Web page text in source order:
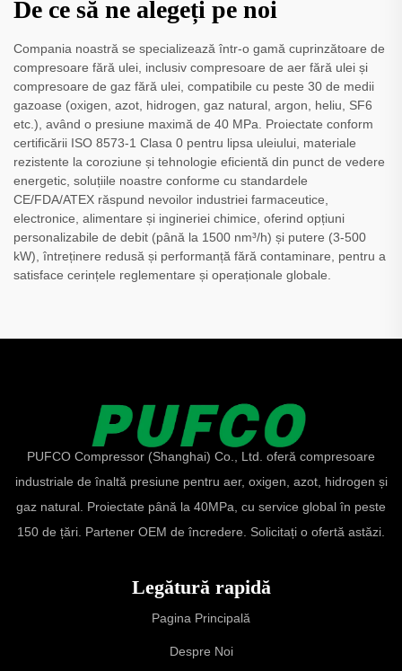
De ce să ne alegeți pe noi
Compania noastră se specializează într-o gamă cuprinzătoare de
compresoare fără ulei, inclusiv compresoare de aer fără ulei și
compresoare de gaz fără ulei, compatibile cu peste 30 de medii
gazoase (oxigen, azot, hidrogen, gaz natural, argon, heliu, SF6
etc.), având o presiune maximă de 40 MPa. Proiectate conform
certificării ISO 8573-1 Clasa 0 pentru lipsa uleiului, materiale
rezistente la coroziune și tehnologie eficientă din punct de vedere
energetic, soluțiile noastre conforme cu standardele
CE/FDA/ATEX răspund nevoilor industriei farmaceutice,
electronice, alimentare și ingineriei chimice, oferind opțiuni
personalizabile de debit (până la 1500 nm³/h) și putere (3-500
kW), întreținere redusă și performanță fără contaminare, pentru a
satisface cerințele reglementare și operaționale globale.
PUFCO Compressor (Shanghai) Co., Ltd. oferă compresoare
industriale de înaltă presiune pentru aer, oxigen, azot, hidrogen și
gaz natural. Proiectate până la 40MPa, cu service global în peste
150 de țări. Partener OEM de încredere. Solicitați o ofertă astăzi.
Legătură rapidă
Pagina Principală
Despre Noi